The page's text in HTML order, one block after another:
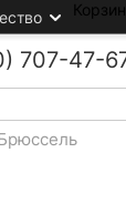
707-47-